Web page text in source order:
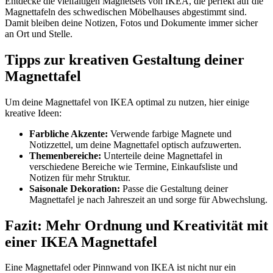
Magnettafeln des schwedischen Möbelhauses abgestimmt sind.
Damit bleiben deine Notizen, Fotos und Dokumente immer sicher
an Ort und Stelle.
Tipps zur kreativen Gestaltung deiner
Magnettafel
Um deine Magnettafel von IKEA optimal zu nutzen, hier einige
kreative Ideen:
Farbliche Akzente: Verwende farbige Magnete und
Notizzettel, um deine Magnettafel optisch aufzuwerten.
Themenbereiche: Unterteile deine Magnettafel in
verschiedene Bereiche wie Termine, Einkaufsliste und
Notizen für mehr Struktur.
Saisonale Dekoration: Passe die Gestaltung deiner
Magnettafel je nach Jahreszeit an und sorge für Abwechslung.
Fazit: Mehr Ordnung und Kreativität mit
einer IKEA Magnettafel
Eine Magnettafel oder Pinnwand von IKEA ist nicht nur ein